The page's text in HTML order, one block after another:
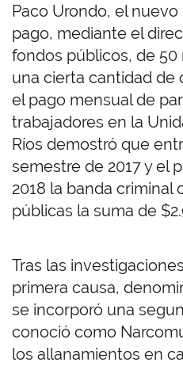
Paco Urondo, el
pago, mediante el
fondos públicos, de 50
una cierta cantidad de
el pago mensual de
trabajadores en la
Ríos demostró que
semestre de 2017 y el
2018 la banda criminal
públicas la suma de
Tras las
primera causa,
se incorporó una
conoció como
los allanamientos en